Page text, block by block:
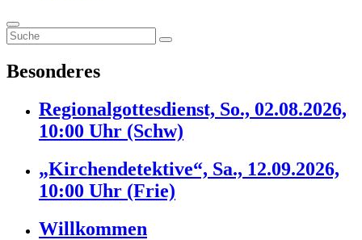
Suche
Besonderes
Regionalgottesdienst, So., 02.08.2026,
10:00 Uhr (Schw)
„Kirchendetektive“, Sa., 12.09.2026,
10:00 Uhr (Frie)
Willkommen